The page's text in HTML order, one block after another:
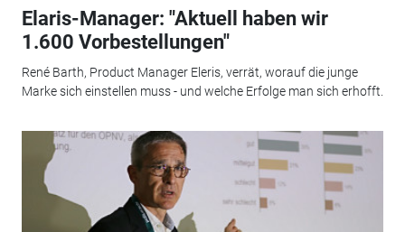
Elaris-Manager: "Aktuell haben wir
1.600 Vorbestellungen"
René Barth, Product Manager Eleris, verrät, worauf die junge
Marke sich einstellen muss - und welche Erfolge man sich erhofft.